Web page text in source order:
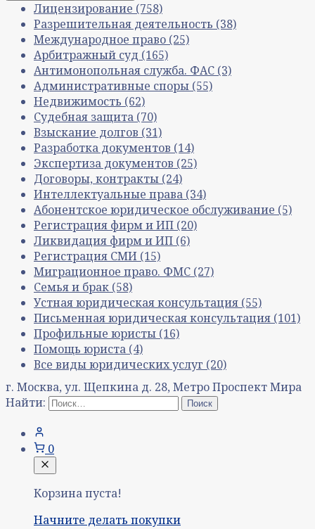
Лицензирование (758)
Разрешительная деятельность (38)
Международное право (25)
Арбитражный суд (165)
Антимонопольная служба. ФАС (3)
Административные споры (55)
Недвижимость (62)
Судебная защита (70)
Взыскание долгов (31)
Разработка документов (14)
Экспертиза документов (25)
Договоры, контракты (24)
Интеллектуальные права (34)
Абонентское юридическое обслуживание (5)
Регистрация фирм и ИП (20)
Ликвидация фирм и ИП (6)
Регистрация СМИ (15)
Миграционное право. ФМС (27)
Семья и брак (58)
Устная юридическая консультация (55)
Письменная юридическая консультация (101)
Профильные юристы (16)
Помощь юриста (4)
Все виды юридических услуг (20)
г. Москва, ул. Щепкина д. 28, Метро Проспект Мира
Найти:
0
Корзина пуста!
Начните делать покупки